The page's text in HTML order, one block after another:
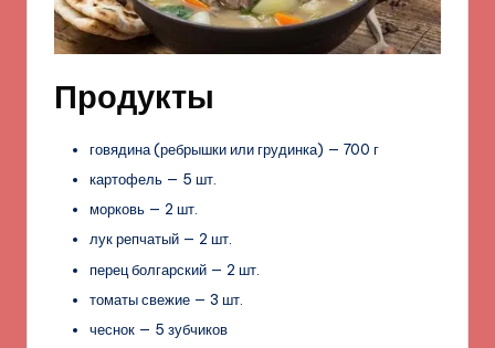
Продукты
говядина (ребрышки или грудинка) — 700 г
картофель — 5 шт.
морковь — 2 шт.
лук репчатый — 2 шт.
перец болгарский — 2 шт.
томаты свежие — 3 шт.
чеснок — 5 зубчиков